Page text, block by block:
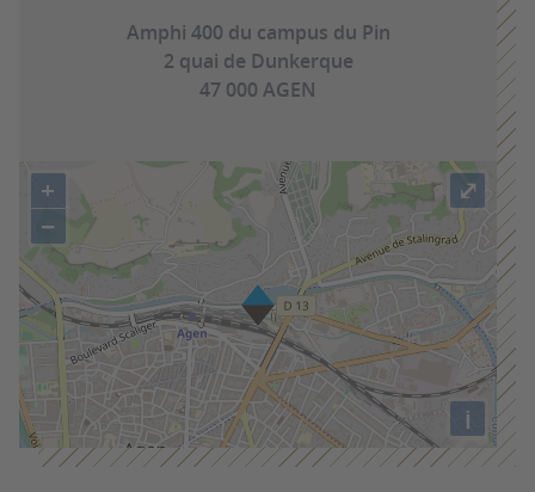
Amphi 400 du campus du Pin
2 quai de Dunkerque
47 000 AGEN
+
−
i
⤢